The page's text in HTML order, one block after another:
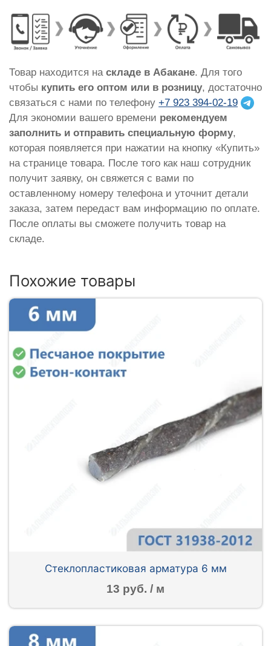
Товар находится на складе в Абакане. Для того
чтобы купить его оптом или в розницу, достаточно
связаться с нами по телефону +7 923 394-02-19
Для экономии вашего времени рекомендуем
заполнить и отправить специальную форму,
которая появляется при нажатии на кнопку «Купить»
на странице товара. После того как наш сотрудник
получит заявку, он свяжется с вами по
оставленному номеру телефона и уточнит детали
заказа, затем передаст вам информацию по оплате.
После оплаты вы сможете получить товар на
складе.
Похожие товары
Стеклопластиковая арматура 6 мм
13 руб. / м